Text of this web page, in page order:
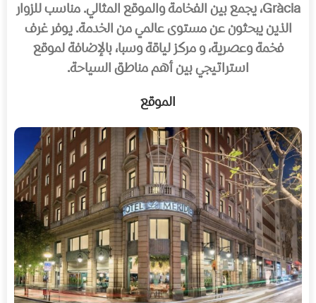
Gràcia، يجمع بين الفخامة والموقع المثالي. مناسب للزوار
الذين يبحثون عن مستوى عالمي من الخدمة. يوفر غرف
فخمة وعصرية، و مركز لياقة وسبا، بالإضافة لموقع
استراتيجي بين أهم مناطق السياحة.
الموقع